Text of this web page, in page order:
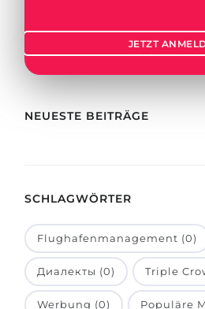
BERUFE
Beispiel-Stellenangebote
Holland-Test
Interessenkarte-Test
RIASEC-Test
Erfolgzu
BEWERBEN FÜR
Medizin
Physik
BEWERBEN AUS …
Russland
Ukraine
Kasachstan
JETZT
NEUESTE BEITRÄGE
SCHLAGWÖRTER
Flughafenmanagement (0)
Диалекты (0) Triple
Werbung (0) Populäre